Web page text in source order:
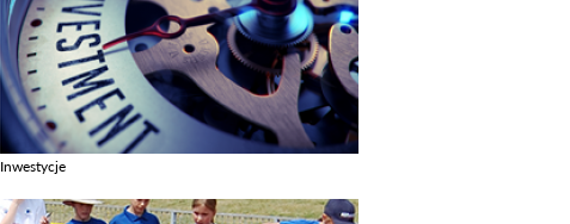
Inwestycje